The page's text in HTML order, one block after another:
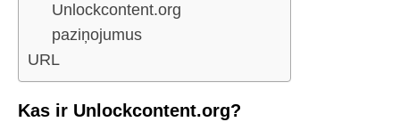
Unlockcontent.org
paziņojumus
URL
Kas ir Unlockcontent.org?